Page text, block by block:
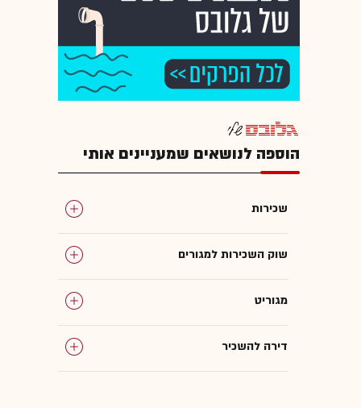
הוספה לנושאים שמעניינים אותי
שכירות
שוק השכירות למגורים
מגוריט
דירה להשכיר